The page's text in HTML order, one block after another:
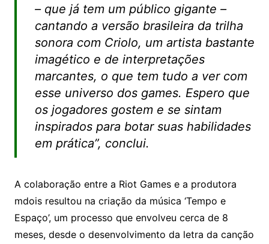
– que já tem um público gigante –
cantando a versão brasileira da trilha
sonora com Criolo, um artista bastante
imagético e de interpretações
marcantes, o que tem tudo a ver com
esse universo dos games. Espero que
os jogadores gostem e se sintam
inspirados para botar suas habilidades
em prática”, conclui.
A colaboração entre a Riot Games e a produtora
mdois resultou na criação da música ‘Tempo e
Espaço’, um processo que envolveu cerca de 8
meses, desde o desenvolvimento da letra da canção